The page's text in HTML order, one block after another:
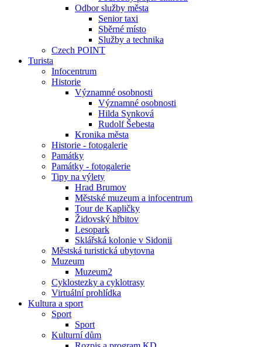
Odbor služby města
Senior taxi
Sběrné místo
Služby a technika
Czech POINT
Turista
Infocentrum
Historie
Významné osobnosti
Významné osobnosti
Hilda Synková
Rudolf Šebesta
Kronika města
Historie - fotogalerie
Památky
Památky - fotogalerie
Tipy na výlety
Hrad Brumov
Městské muzeum a infocentrum
Tour de Kapličky
Židovský hřbitov
Lesopark
Sklářská kolonie v Sidonii
Městská turistická ubytovna
Muzeum
Muzeum2
Cyklostezky a cyklotrasy
Virtuální prohlídka
Kultura a sport
Sport
Sport
Kulturní dům